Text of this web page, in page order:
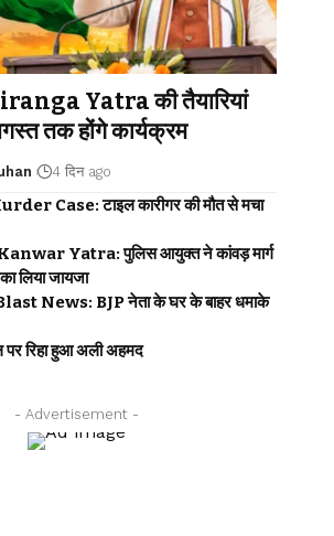
Yatra की तैयारियां
तक होंगे कार्यक्रम
4 दिन ago
Case: टाइल कारीगर की मौत से मचा
Yatra: पुलिस आयुक्त ने कांवड़ मार्ग
लिया जायजा
News: BJP नेता के घर के बाहर धमाके
पर रिहा हुआ अली अहमद
- Advertisement -